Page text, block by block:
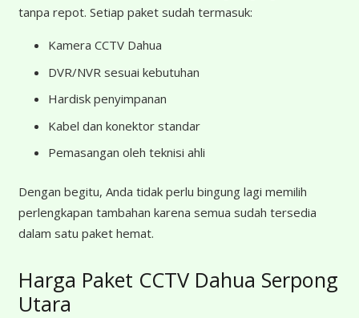
tanpa repot. Setiap paket sudah termasuk:
Kamera CCTV Dahua
DVR/NVR sesuai kebutuhan
Hardisk penyimpanan
Kabel dan konektor standar
Pemasangan oleh teknisi ahli
Dengan begitu, Anda tidak perlu bingung lagi memilih
perlengkapan tambahan karena semua sudah tersedia
dalam satu paket hemat.
Harga Paket CCTV Dahua Serpong
Utara